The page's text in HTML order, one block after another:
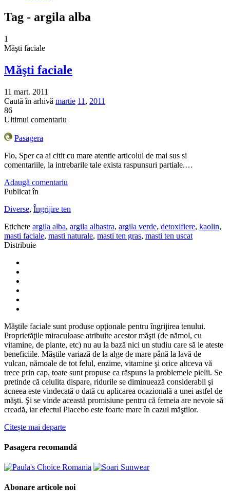
Tag - argila alba
1
Măşti faciale
Măşti faciale
11 mart. 2011
Caută în arhivă martie 11 , 2011
86
Ultimul comentariu
Pasagera
Flo, Sper ca ai citit cu mare atentie articolul de mai sus si
comentariile, la intrebarile tale exista raspunsuri partiale.…
Adaugă comentariu
Publicat în
Diverse, Îngrijire ten
Etichete argila alba, argila albastra, argila verde, detoxifiere, kaolin,
masti faciale, masti naturale, masti ten gras, masti ten uscat
Distribuie
Măştile faciale sunt produse opţionale pentru îngrijirea tenului.
Proprietăţile miraculoase atribuite acestor măşti (de nămol, cu
vitamine, de plante, etc) nu au la bază nici un studiu care să le ateste
beneficiile. Măştile variază de la alge de mare până la lavă de
vulcan, nămoale de tot felul, enzime, vitamine şi orice altceva vă
trece prin cap, toate sunt propuse ca răspuns la problemele pielii. Se
pretinde că celulita dispare, ridurile se diminuează considerabil şi
acneea este vindecată o dată cu aplicarea ocazională a unei astfel de
măşti. Şi se vinde această promisiune pentru că femeia are nevoie să
creadă, iar efectul Placebo este foarte mare în cazul măştilor.
Citește mai departe
Pasagera recomandă
Abonare articole noi